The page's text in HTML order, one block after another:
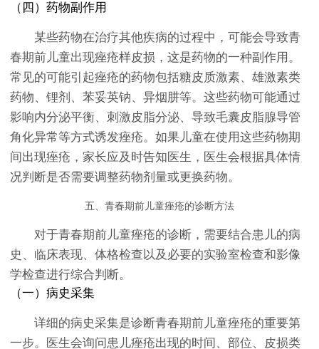
（四）药物副作用
某些药物在治疗其他疾病的过程中，可能会导致青
春期前儿童出现痤疮样皮损，这是药物的一种副作用。
常见的可能引起痤疮的药物包括糖皮质激素、雄激素类
药物、锂剂、苯妥英钠、异烟肼等。这些药物可能通过
影响内分泌平衡、刺激皮脂分泌、导致毛囊皮脂腺导管
角化异常等方式诱发痤疮。如果儿童在使用这些药物期
间出现痤疮，家长应及时告知医生，医生会根据具体情
况判断是否需要调整药物剂量或更换药物。
五、青春期前儿童痤疮的诊断方法
对于青春期前儿童痤疮的诊断，需要结合患儿的病
史、临床表现、体格检查以及必要的实验室检查和影像
学检查进行综合判断。
（一）病史采集
详细的病史采集是诊断青春期前儿童痤疮的重要第
一步。医生会询问患儿痤疮出现的时间、部位、皮损类